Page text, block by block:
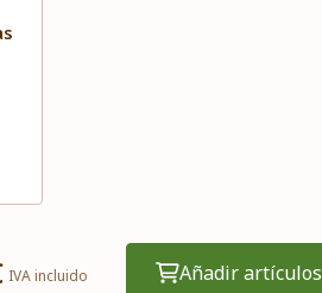
IVA incluido Añadir artículos